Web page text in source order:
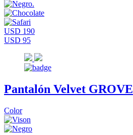
USD 190
USD 95
Pantalón Velvet GROVE
Color